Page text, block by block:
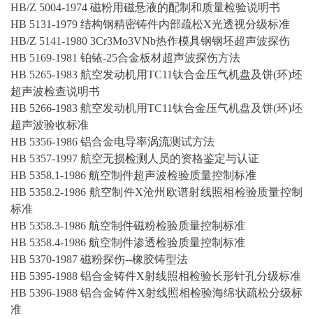
HB/Z 5004-1974 磁粉用磁悬液的配制和质量检验说明书
HB 5131-1979 结构钢精密铸件内部疏松Χ光透视分级标准
HB/Z 5141-1980 3Cr3Mo3VNb热作模具钢钢坯超声波探伤
HB 5169-1981 铂铱-25合金板材超声波探伤方法
HB 5265-1983 航空发动机用TC11钛合金压气机盘及饼(环)坯
超声波检查说明书
HB 5266-1983 航空发动机用TC11钛合金压气机盘及饼(环)坯
超声波验收标准
HB 5356-1986 铝合金电导率涡流测试方法
HB 5357-1997 航空无损检测 人员的资格鉴定与认证
HB 5358.1-1986 航空制件超声波检验质量控制标准
HB 5358.2-1986 航空制件Χ沧州欧谱射线照相检验质量控制
标准
HB 5358.3-1986 航空制件磁粉检验质量控制标准
HB 5358.4-1986 航空制件渗透检验质量控制标准
HB 5370-1987 磁粉探伤--橡胶铸型法
HB 5395-1988 铝合金铸件Χ射线照相检验长形针孔分级标准
HB 5396-1988 铝合金铸件Χ射线照相检验海绵状疏松分级标
准